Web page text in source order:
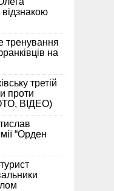
тренування
на
третій
проти
ВІДЕО)
“Орден